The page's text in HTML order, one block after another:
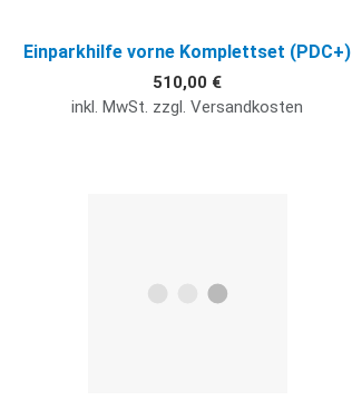
Einparkhilfe vorne Komplettset (PDC+)
510,00 €
inkl. MwSt. zzgl. Versandkosten